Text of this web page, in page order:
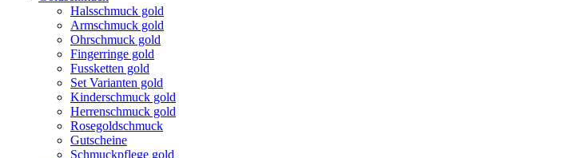
Halsschmuck gold
Armschmuck gold
Ohrschmuck gold
Fingerringe gold
Fussketten gold
Set Varianten gold
Kinderschmuck gold
Herrenschmuck gold
Rosegoldschmuck
Gutscheine
Schmuckpflege gold